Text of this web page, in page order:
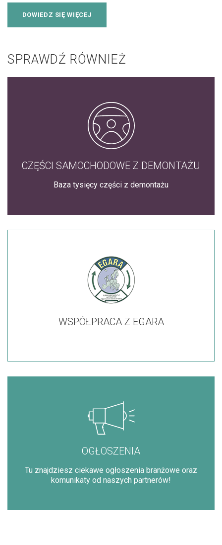
DOWIEDZ SIĘ WIĘCEJ
SPRAWDŹ RÓWNIEŻ
CZĘŚCI SAMOCHODOWE Z DEMONTAŻU
Baza tysięcy części z demontażu
WSPÓŁPRACA Z EGARA
OGŁOSZENIA
Tu znajdziesz ciekawe ogłoszenia branżowe oraz
komunikaty od naszych partnerów!